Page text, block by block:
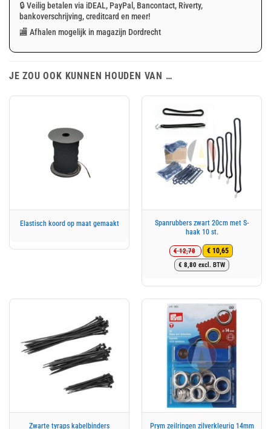
🔒 Veilig betalen via iDEAL, PayPal, Bancontact, Riverty,
bankoverschrijving, creditcard en meer!
🏬 Afhalen mogelijk in magazijn Dordrecht
JE ZOU OOK KUNNEN HOUDEN VAN …
Elastisch koord op maat gemaakt
Spanrubbers zwart 20cm met S-
haak 10 st.
€12,78
Oorspronkelijke
prijs
€ 12,78.
€ 10,65
Huidige
prijs
€ 10,65.
€ 8,80 excl. BTW
Zwarte tyraps kabelbinders
Prym zeilringen zilverkleurig 14mm